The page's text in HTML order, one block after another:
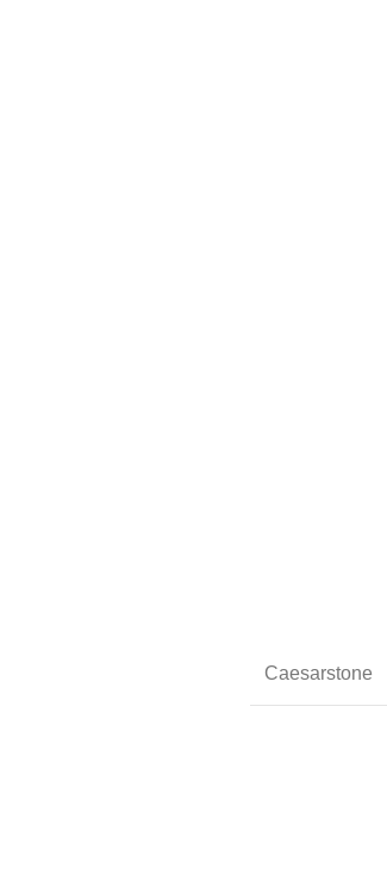
Caesarstone